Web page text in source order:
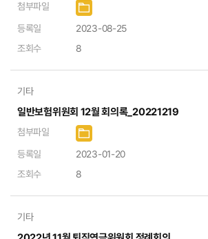
첨부파일
등록일
2023-08-25
조회수
8
기타
일반보험위원회 12월 회의록_20221219
첨부파일
등록일
2023-01-20
조회수
8
기타